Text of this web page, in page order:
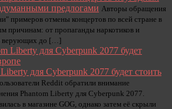
предлогами Авторы обращения
примеров отмены концертов по всей стране в
причинам: от пропаганды наркотиков и
верующих до […]
для Cyberpunk 2077 будет стоить
Reddit обратили внимание
Phantom Liberty для Cyberpunk 2077.
в магазине GOG, однако затем её скрыли